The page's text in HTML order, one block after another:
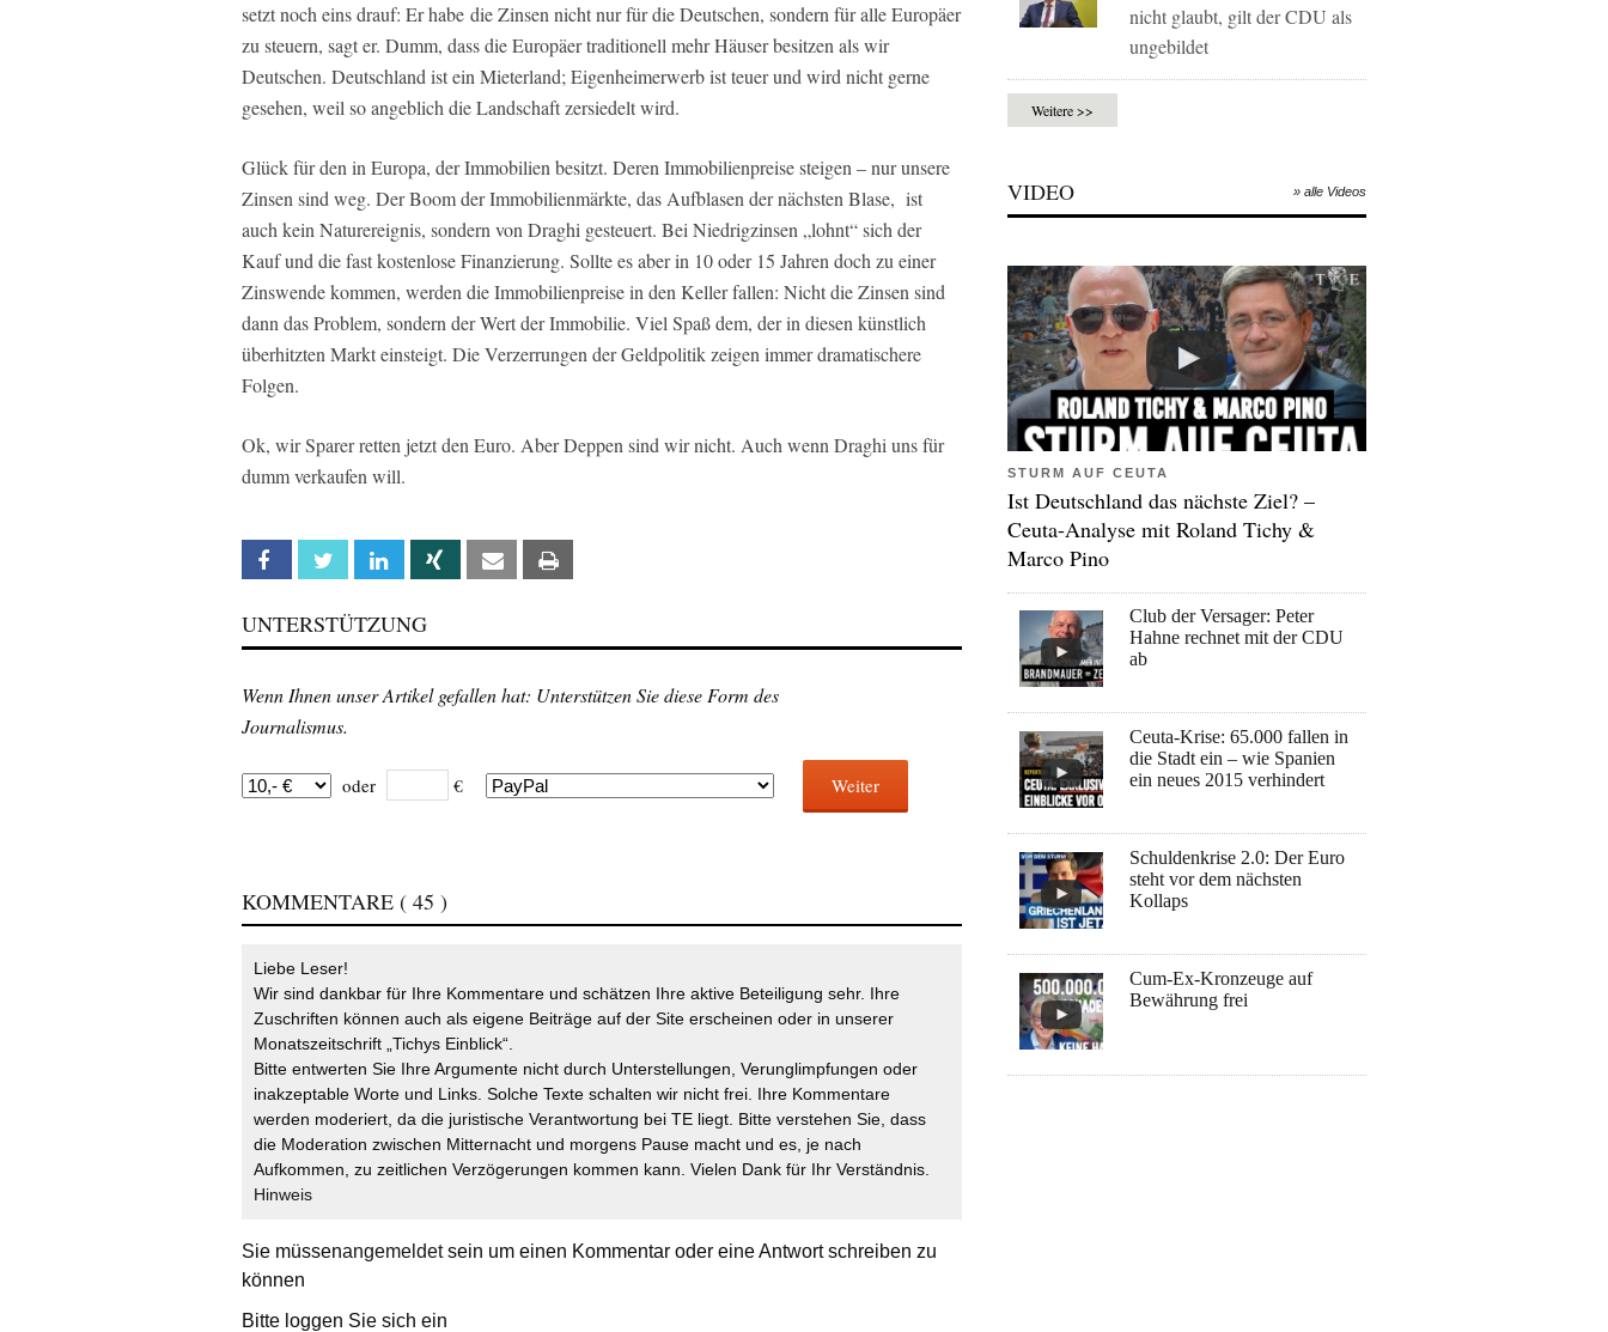
setzt noch eins drauf: Er habe die Zinsen nicht nur für die Deutschen, sondern für alle Europäer
zu steuern, sagt er. Dumm, dass die Europäer traditionell mehr Häuser besitzen als wir
Deutschen. Deutschland ist ein Mieterland; Eigenheimerwerb ist teuer und wird nicht gerne
gesehen, weil so angeblich die Landschaft zersiedelt wird.
Glück für den in Europa, der Immobilien besitzt. Deren Immobilienpreise steigen – nur unsere
Zinsen sind weg. Der Boom der Immobilienmärkte, das Aufblasen der nächsten Blase, ist
auch kein Naturereignis, sondern von Draghi gesteuert. Bei Niedrigzinsen „lohnt“ sich der
Kauf und die fast kostenlose Finanzierung. Sollte es aber in 10 oder 15 Jahren doch zu einer
Zinswende kommen, werden die Immobilienpreise in den Keller fallen: Nicht die Zinsen sind
dann das Problem, sondern der Wert der Immobilie. Viel Spaß dem, der in diesen künstlich
überhitzten Markt einsteigt. Die Verzerrungen der Geldpolitik zeigen immer dramatischere
Folgen.
Ok, wir Sparer retten jetzt den Euro. Aber Deppen sind wir nicht. Auch wenn Draghi uns für
dumm verkaufen will.
Facebook Twitter Linkedin Xing Email
UNTERSTÜTZUNG
Wenn Ihnen unser Artikel gefallen hat: Unterstützen Sie diese Form des
Journalismus.
oder € Weiter
KOMMENTARE ( 45 )
Liebe Leser!
Wir sind dankbar für Ihre Kommentare und schätzen Ihre aktive Beteiligung sehr. Ihre
Zuschriften können auch als eigene Beiträge auf der Site erscheinen oder in unserer
Monatszeitschrift „Tichys Einblick“.
Bitte entwerten Sie Ihre Argumente nicht durch Unterstellungen, Verunglimpfungen oder
inakzeptable Worte und Links. Solche Texte schalten wir nicht frei. Ihre Kommentare
werden moderiert, da die juristische Verantwortung bei TE liegt. Bitte verstehen Sie, dass
die Moderation zwischen Mitternacht und morgens Pause macht und es, je nach
Aufkommen, zu zeitlichen Verzögerungen kommen kann. Vielen Dank für Ihr Verständnis.
Hinweis
Sie müssenangemeldetsein um einen Kommentar oder eine Antwort schreiben zu
können
Bitte loggen Sie sich ein
nicht glaubt, gilt der CDU als
ungebildet
Weitere >>
VIDEO » alle Videos
STURM AUF CEUTA
Ist Deutschland das nächste Ziel? –
Ceuta-Analyse mit Roland Tichy &
Marco Pino
Club der Versager: Peter
Hahne rechnet mit der CDU
ab
Ceuta-Krise: 65.000 fallen in
die Stadt ein – wie Spanien
ein neues 2015 verhindert
Schuldenkrise 2.0: Der Euro
steht vor dem nächsten
Kollaps
Cum-Ex-Kronzeuge auf
Bewährung frei